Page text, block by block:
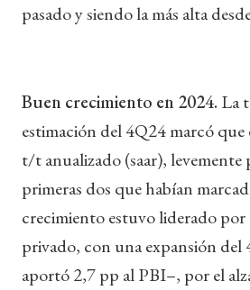
pasado y siendo la más alta
Buen crecimiento en 2024. La
estimación del 4Q24 marcó
t/t anualizado (saar), levemente
primeras dos que habían
crecimiento estuvo liderado
privado, con una expansión del
aportó 2,7 pp al PBI–, por el